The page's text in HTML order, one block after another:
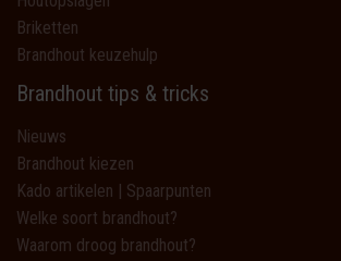
Briketten
Brandhout keuzehulp
Brandhout tips & tricks
Nieuws
Brandhout kiezen
Kado artikelen | Spaarpunten
Welke soort brandhout?
Waarom droog brandhout?